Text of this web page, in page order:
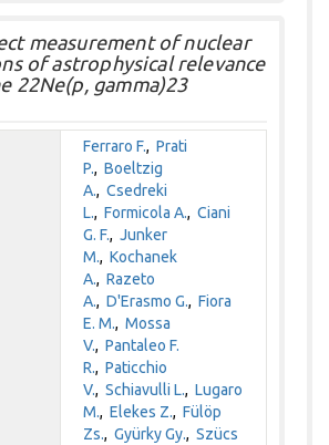
measurement of nuclear
of astrophysical relevance
22Ne(p, gamma)23
Ferraro F.,Prati
P.,Boeltzig
A.,Csedreki
L.,Formicola A.,Ciani
G. F.,Junker
M.,Kochanek
A.,Razeto
A.,D'Erasmo G.,Fiora
E. M.,Mossa
V.,Pantaleo F.
R.,Paticchio
V.,Schiavulli L.,Lugaro
M.,Elekes Z.,Fülöp
Zs.,Gyürky Gy.,Szücs